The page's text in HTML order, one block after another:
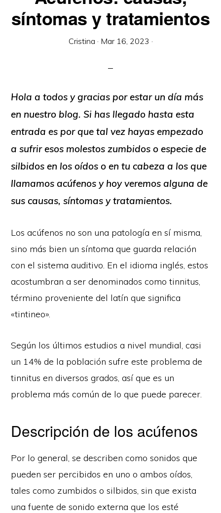
síntomas y tratamientos
Cristina · Mar 16, 2023 ·
Hola a todos y gracias por estar un día más
en nuestro blog. Si has llegado hasta esta
entrada es por que tal vez hayas empezado
a sufrir esos molestos zumbidos o especie de
silbidos en los oídos o en tu cabeza a los que
llamamos acúfenos y hoy veremos alguna de
sus causas, síntomas y tratamientos.
Los acúfenos no son una patología en sí misma,
sino más bien un síntoma que guarda relación
con el sistema auditivo. En el idioma inglés, estos
acostumbran a ser denominados como tinnitus,
término proveniente del latín que significa
«tintineo».
Según los últimos estudios a nivel mundial, casi
un 14% de la población sufre este problema de
tinnitus en diversos grados, así que es un
problema más común de lo que puede parecer.
Descripción de los acúfenos
Por lo general, se describen como sonidos que
pueden ser percibidos en uno o ambos oídos,
tales como zumbidos o silbidos, sin que exista
una fuente de sonido externa que los esté